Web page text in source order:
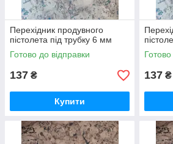
Перехідник продувного
пістолета під трубку 6 мм
Готово до відправки
137 ₴
Купити
137 ₴